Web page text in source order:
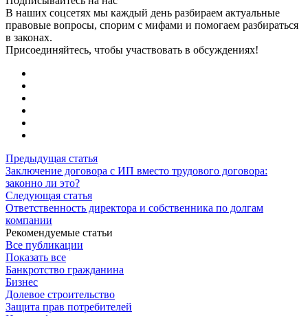
В наших соцсетях мы каждый день разбираем актуальные
правовые вопросы, спорим с мифами и помогаем разбираться
в законах.
Присоединяйтесь, чтобы участвовать в обсуждениях!
Предыдущая статья
Заключение договора с ИП вместо трудового договора:
законно ли это?
Следующая статья
Ответственность директора и собственника по долгам
компании
Рекомендуемые статьи
Все публикации
Показать все
Банкротство гражданина
Бизнес
Долевое строительство
Защита прав потребителей